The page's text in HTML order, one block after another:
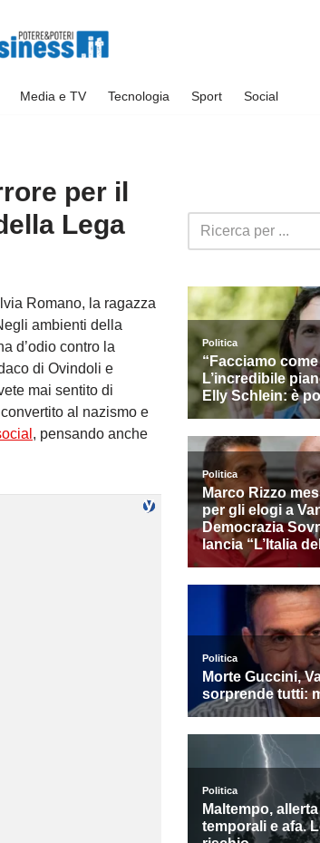
Media e TV Tecnologia Sport Social
per il
Lega
Romano, la ragazza
ambienti della
d’odio contro la
di Ovindoli e
mai sentito di
al nazismo e
, pensando anche